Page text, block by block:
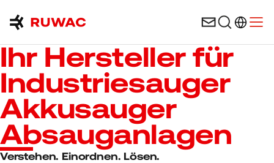
Ihr Hersteller für
Industriesauger
Akkusauger
Absauganlagen
Verstehen. Einordnen. Lösen.